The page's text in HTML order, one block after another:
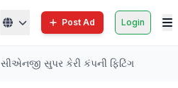
Post Ad Login
સીએનજી સુપર કેરી કંપની ફિટિંગ